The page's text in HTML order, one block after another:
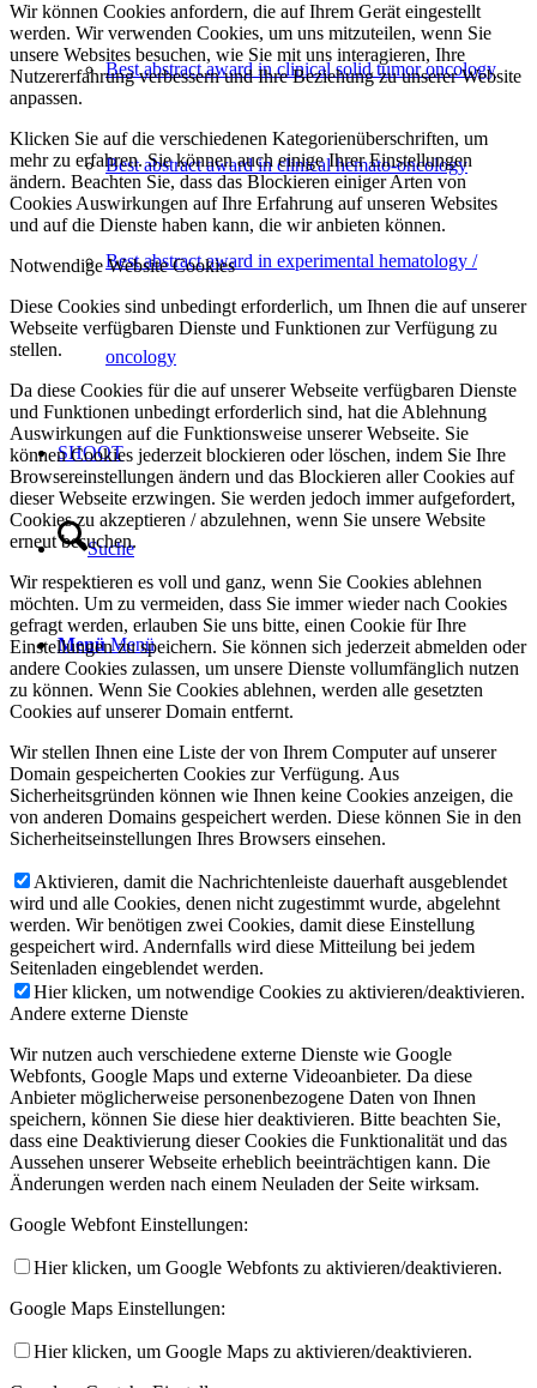
Best abstract award in clinical solid tumor oncology
Best abstract award in clinical hemato-oncology
Best abstract award in experimental hematology /
oncology
SHOOT
Suche
Menü Menü
Wir können Cookies anfordern, die auf Ihrem Gerät eingestellt
werden. Wir verwenden Cookies, um uns mitzuteilen, wenn Sie
unsere Websites besuchen, wie Sie mit uns interagieren, Ihre
Nutzererfahrung verbessern und Ihre Beziehung zu unserer Website
anpassen.
Klicken Sie auf die verschiedenen Kategorienüberschriften, um
mehr zu erfahren. Sie können auch einige Ihrer Einstellungen
ändern. Beachten Sie, dass das Blockieren einiger Arten von
Cookies Auswirkungen auf Ihre Erfahrung auf unseren Websites
und auf die Dienste haben kann, die wir anbieten können.
Notwendige Website Cookies
Diese Cookies sind unbedingt erforderlich, um Ihnen die auf unserer
Webseite verfügbaren Dienste und Funktionen zur Verfügung zu
stellen.
Da diese Cookies für die auf unserer Webseite verfügbaren Dienste
und Funktionen unbedingt erforderlich sind, hat die Ablehnung
Auswirkungen auf die Funktionsweise unserer Webseite. Sie
können Cookies jederzeit blockieren oder löschen, indem Sie Ihre
Browsereinstellungen ändern und das Blockieren aller Cookies auf
dieser Webseite erzwingen. Sie werden jedoch immer aufgefordert,
Cookies zu akzeptieren / abzulehnen, wenn Sie unsere Website
erneut besuchen.
Wir respektieren es voll und ganz, wenn Sie Cookies ablehnen
möchten. Um zu vermeiden, dass Sie immer wieder nach Cookies
gefragt werden, erlauben Sie uns bitte, einen Cookie für Ihre
Einstellungen zu speichern. Sie können sich jederzeit abmelden oder
andere Cookies zulassen, um unsere Dienste vollumfänglich nutzen
zu können. Wenn Sie Cookies ablehnen, werden alle gesetzten
Cookies auf unserer Domain entfernt.
Wir stellen Ihnen eine Liste der von Ihrem Computer auf unserer
Domain gespeicherten Cookies zur Verfügung. Aus
Sicherheitsgründen können wie Ihnen keine Cookies anzeigen, die
von anderen Domains gespeichert werden. Diese können Sie in den
Sicherheitseinstellungen Ihres Browsers einsehen.
Aktivieren, damit die Nachrichtenleiste dauerhaft ausgeblendet
wird und alle Cookies, denen nicht zugestimmt wurde, abgelehnt
werden. Wir benötigen zwei Cookies, damit diese Einstellung
gespeichert wird. Andernfalls wird diese Mitteilung bei jedem
Seitenladen eingeblendet werden.
Hier klicken, um notwendige Cookies zu aktivieren/deaktivieren.
Andere externe Dienste
Wir nutzen auch verschiedene externe Dienste wie Google
Webfonts, Google Maps und externe Videoanbieter. Da diese
Anbieter möglicherweise personenbezogene Daten von Ihnen
speichern, können Sie diese hier deaktivieren. Bitte beachten Sie,
dass eine Deaktivierung dieser Cookies die Funktionalität und das
Aussehen unserer Webseite erheblich beeinträchtigen kann. Die
Änderungen werden nach einem Neuladen der Seite wirksam.
Google Webfont Einstellungen:
Hier klicken, um Google Webfonts zu aktivieren/deaktivieren.
Google Maps Einstellungen:
Hier klicken, um Google Maps zu aktivieren/deaktivieren.